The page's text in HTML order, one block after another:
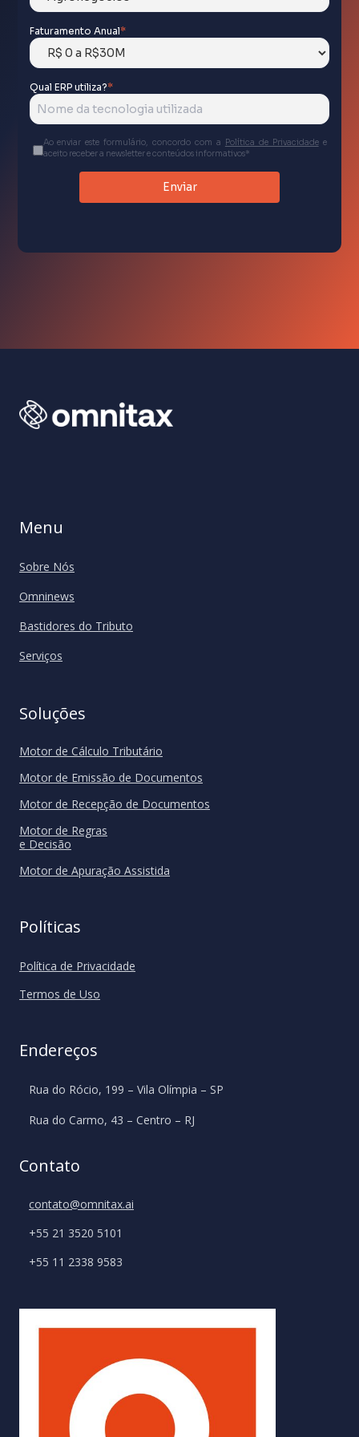
NIU / STEFANINI
Escala o varejo digital nacional consumindo os
serviços de cálculo e emissão da Omnitax.
GRUPO SKILL
operação de acompanhamento legislativo.
SERPRO / RFB / IBS
Conectividade nativa com órgãos federais e o
Comitê Gestor do IBS.
GRUPO TAKING
EBS e Fusion.
Especialista em soluções retail da Oracle.
IMENDES
AUTOMIZEI
Faturamento Anual*
Qual ERP utiliza?*
Ao enviar este formulário, concordo com a Política de Privacidadee
aceito receber a newsletter e conteúdos informativos*
Menu
Sobre Nós
Omninews
Bastidores do Tributo
Serviços
Soluções
Motor de Cálculo Tributário
Motor de Emissão de Documentos
Motor de Recepção de Documentos
Motor de Regras
e Decisão
Motor de Apuração Assistida
Políticas
Política de Privacidade
Termos de Uso
Endereços
Rua do Rócio, 199 – Vila Olímpia – SP
Rua do Carmo, 43 – Centro – RJ
Contato
contato@omnitax.ai
+55 21 3520 5101
+55 11 2338 9583